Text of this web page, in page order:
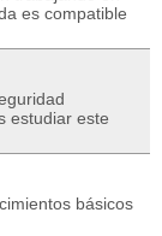
es compatible
estudiar este
básicos